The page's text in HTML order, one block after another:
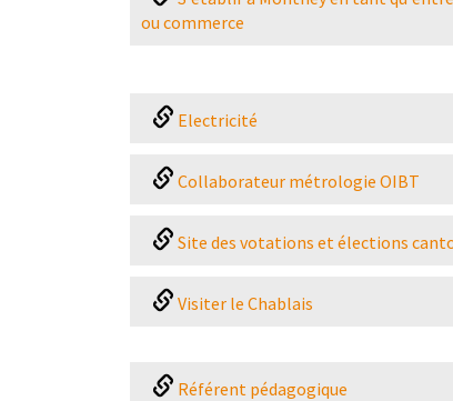
ou commerce
Electricité
Collaborateur métrologie OIBT
Site des votations et élections
Visiter le Chablais
Référent pédagogique